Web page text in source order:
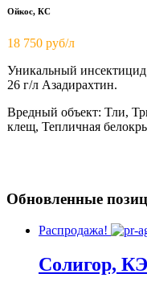
Ойкос, КС
18 750 руб/л
Уникальный инсектицид
26 г/л Азадирахтин.
Вредный объект: Тли,
клещ, Тепличная
Обновленные
Распродажа!
Солигор,